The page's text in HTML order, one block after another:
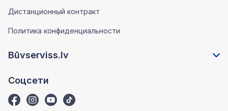
Дистанционный контракт
Политика конфиденциальности
Būvserviss.lv
Соцсети